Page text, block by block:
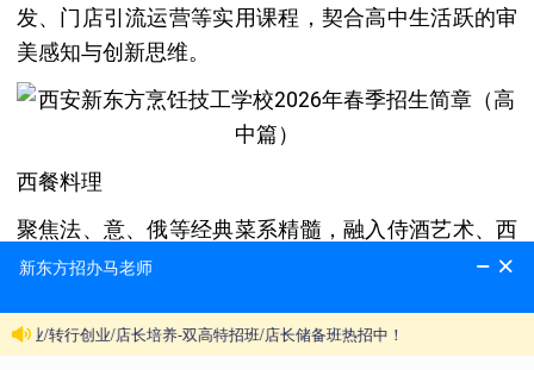
发、门店引流运营等实用课程，契合高中生活跃的审
美感知与创新思维。
西餐料理
聚焦法、意、俄等经典菜系精髓，融入侍酒艺术、西
式宴会设计、餐饮礼仪等高端内容，适配高中生语言
道。